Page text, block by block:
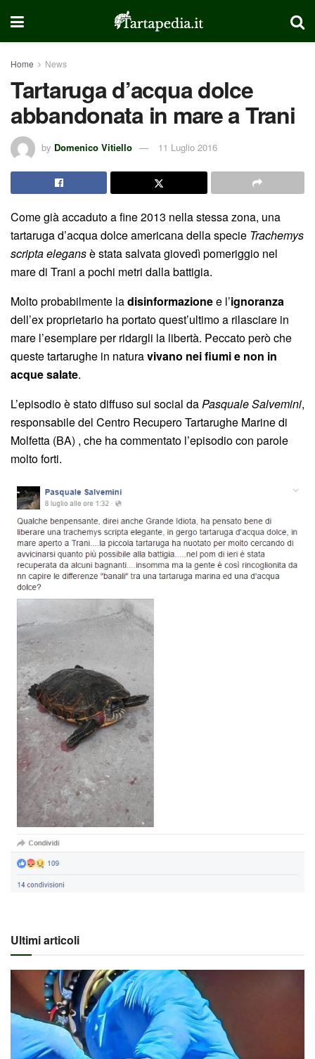
Home News
Tartaruga d’acqua dolce
abbandonata in mare a Trani
by Domenico Vitiello 11 Luglio 2016
Come già accaduto a fine 2013 nella stessa zona, una
tartaruga d’acqua dolce americana della specie Trachemys
scripta elegansè stata salvata giovedì pomeriggio nel
mare di Trani a pochi metri dalla battigia.
Molto probabilmente ladisinformazionee l’ignoranza
dell’ex proprietario ha portato quest’ultimo a rilasciare in
mare l’esemplare per ridargli la libertà. Peccato però che
queste tartarughe in naturavivano nei fiumi e non in
acque salate.
L’episodio è stato diffuso sui social daPasquale Salvemini,
responsabile del Centro Recupero Tartarughe Marine di
Molfetta (BA) , che ha commentato l’episodio con parole
molto forti.
Ultimi articoli